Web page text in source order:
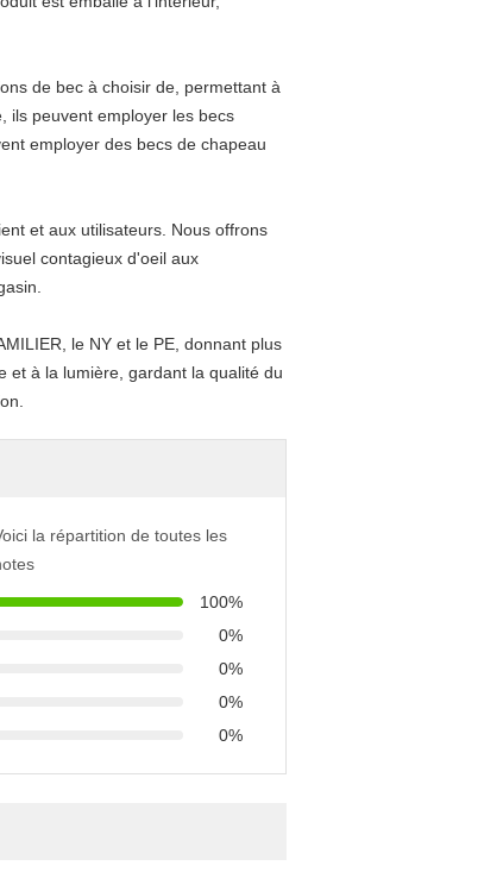
de bec à choisir de, permettant à
ils peuvent employer les becs
employer des becs de chapeau
et aux utilisateurs. Nous offrons
contagieux d'oeil aux
le NY et le PE, donnant plus
et à la lumière, gardant la qualité du
la répartition de toutes les
100%
0%
0%
0%
0%